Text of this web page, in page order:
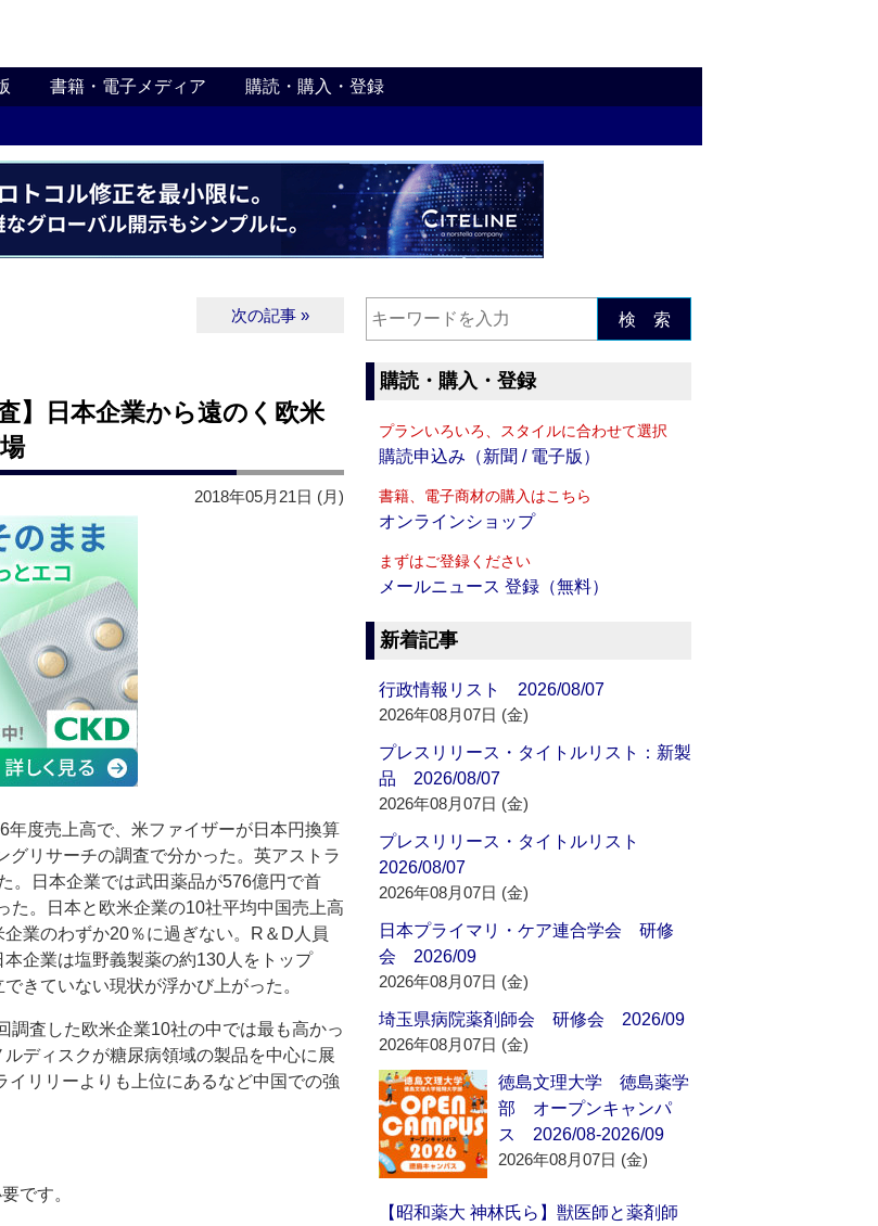
書籍・電子メディア 購読・購入・登録
次の記事 »
】日本企業から遠のく欧米
2018年05月21日 (月)
度売上高で、米ファイザーが日本円換算
リサーチの調査で分かった。英アストラ
。日本企業では武田薬品が576億円で首
た。日本と欧米企業の10社平均中国売上高
業のわずか20％に過ぎない。R＆D人員
企業は塩野義製薬の約130人をトップ
きていない現状が浮かび上がった。
査した欧米企業10社の中では最も高かっ
ディスクが糖尿病領域の製品を中心に展
リリーよりも上位にあるなど中国での強
です。
検 索
購読・購入・登録
プランいろいろ、スタイルに合わせて選択
購読申込み（新聞 / 電子版）
書籍、電子商材の購入はこちら
オンラインショップ
まずはご登録ください
メールニュース 登録（無料）
新着記事
行政情報リスト 2026/08/07
2026年08月07日 (金)
プレスリリース・タイトルリスト：新製
品 2026/08/07
2026年08月07日 (金)
プレスリリース・タイトルリスト
2026/08/07
2026年08月07日 (金)
日本プライマリ・ケア連合学会 研修
会 2026/09
2026年08月07日 (金)
埼玉県病院薬剤師会 研修会 2026/09
2026年08月07日 (金)
徳島文理大学 徳島薬学
部 オープンキャンパ
ス 2026/08-2026/09
2026年08月07日 (金)
【昭和薬大 神林氏ら】獣医師と薬剤師